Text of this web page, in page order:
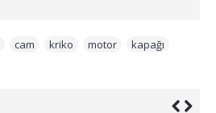
cam kriko motor kapağı